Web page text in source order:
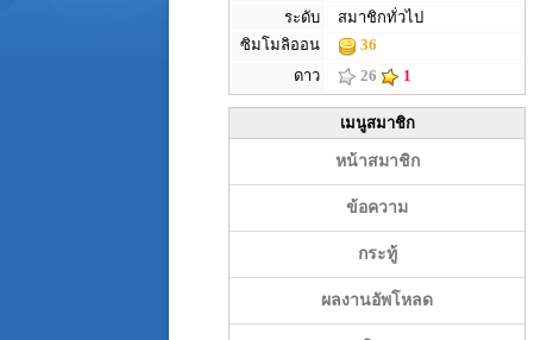
ระดับ
สมาชิกทั่วไป
ซิมโมลิออน
36
ดาว
26 1
เมนูสมาชิก
หน้าสมาชิก
ข้อความ
กระทู้
ผลงานอัพโหลด